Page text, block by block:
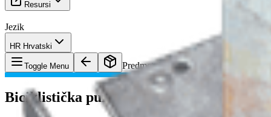
Resursi
Jezik
HR Hrvatski
Toggle Menu Predmet:Biciklistička pumpa
Biciklistička pumpa